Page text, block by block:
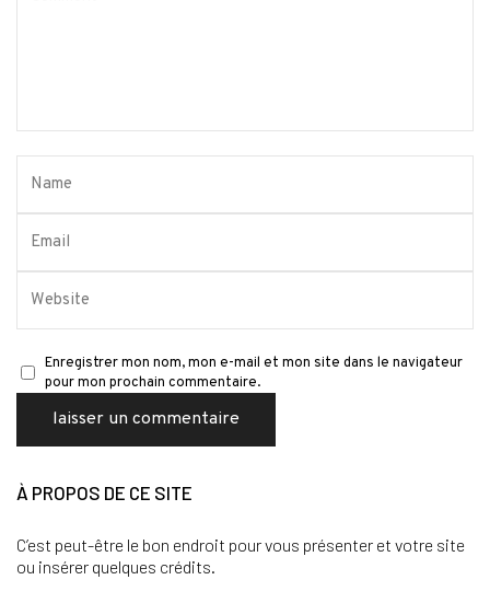
Enregistrer mon nom, mon e-mail et mon site dans le navigateur
pour mon prochain commentaire.
À PROPOS DE CE SITE
C’est peut-être le bon endroit pour vous présenter et votre site
ou insérer quelques crédits.